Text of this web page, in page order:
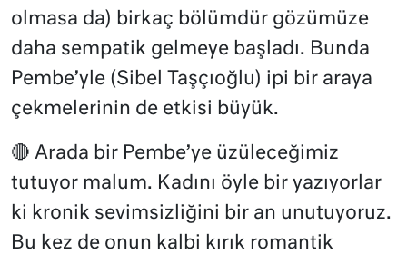
olmasa da) birkaç bölümdür gözümüze
daha sempatik gelmeye başladı. Bunda
Pembe’yle (Sibel Taşçıoğlu) ipi bir araya
çekmelerinin de etkisi büyük.
🔴 Arada bir Pembe’ye üzüleceğimiz
tutuyor malum. Kadını öyle bir yazıyorlar
ki kronik sevimsizliğini bir an unutuyoruz.
Bu kez de onun kalbi kırık romantik